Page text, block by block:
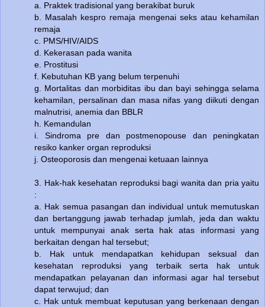
a. Praktek tradisional yang berakibat buruk
b. Masalah kespro remaja mengenai seks atau kehamilan
remaja
c. PMS/HIV/AIDS
d. Kekerasan pada wanita
e. Prostitusi
f. Kebutuhan KB yang belum terpenuhi
g. Mortalitas dan morbiditas ibu dan bayi sehingga selama
kehamilan, persalinan dan masa nifas yang diikuti dengan
malnutrisi, anemia dan BBLR
h. Kemandulan
i. Sindroma pre dan postmenopouse dan peningkatan
resiko kanker organ reproduksi
j. Osteoporosis dan mengenai ketuaan lainnya
3. Hak-hak kesehatan reproduksi bagi wanita dan pria yaitu
:
a. Hak semua pasangan dan individual untuk memutuskan
dan bertanggung jawab terhadap jumlah, jeda dan waktu
untuk mempunyai anak serta hak atas informasi yang
berkaitan dengan hal tersebut;
b. Hak untuk mendapatkan kehidupan seksual dan
kesehatan reproduksi yang terbaik serta hak untuk
mendapatkan pelayanan dan informasi agar hal tersebut
dapat terwujud; dan
c. Hak untuk membuat keputusan yang berkenaan dengan